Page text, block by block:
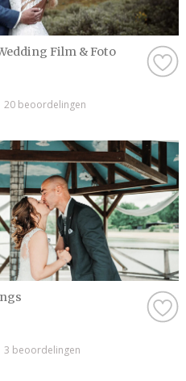
Film & Foto
20 beoordelingen
3 beoordelingen